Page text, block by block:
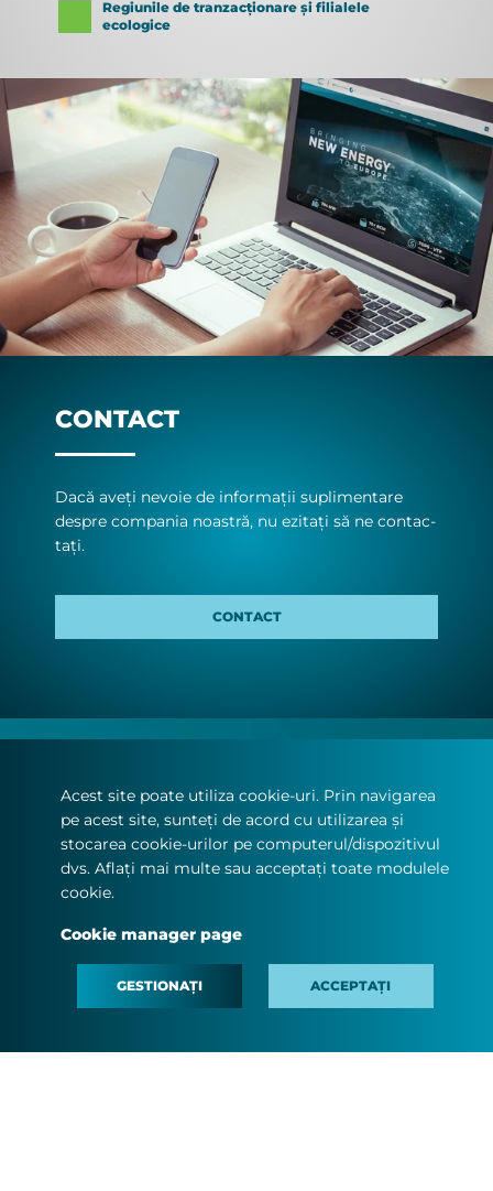
Regiunile de tranzacționare și filialele
ecologice
CONTACT
Da­că aveți ne­vo­ie de in­for­ma­ții su­pli­men­ta­re
des­pre com­pa­nia noas­tră, nu ezi­tați să ne con­tac­
tați.
CONTACT
INFO CLIENTI
DOCUMENTE
CONTACT
CARIERE
#MINDTHEFYOUTURE
Acest site poate utiliza cookie-uri. Prin navigarea
pe acest site, sunteți de acord cu utilizarea și
stocarea cookie-urilor pe computerul/dispozitivul
dvs. Aflați mai multe sau acceptați toate modulele
cookie.
Cookie manager page
GESTIONAȚI ACCEPTAȚI